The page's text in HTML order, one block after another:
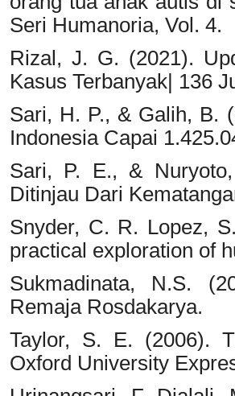
Seri Humanoria, Vol. 4.
Rizal, J. G. (2021).
Kasus Terbanyak| 136
Sari, H. P., & Galih, B.
Indonesia Capai
Sari, P. E., &
Ditinjau Dari
Snyder, C. R. Lopez,
practical exploration of
Sukmadinata, N.S.
Remaja Rosdakarya.
Taylor, S. E. (2006).
Oxford University